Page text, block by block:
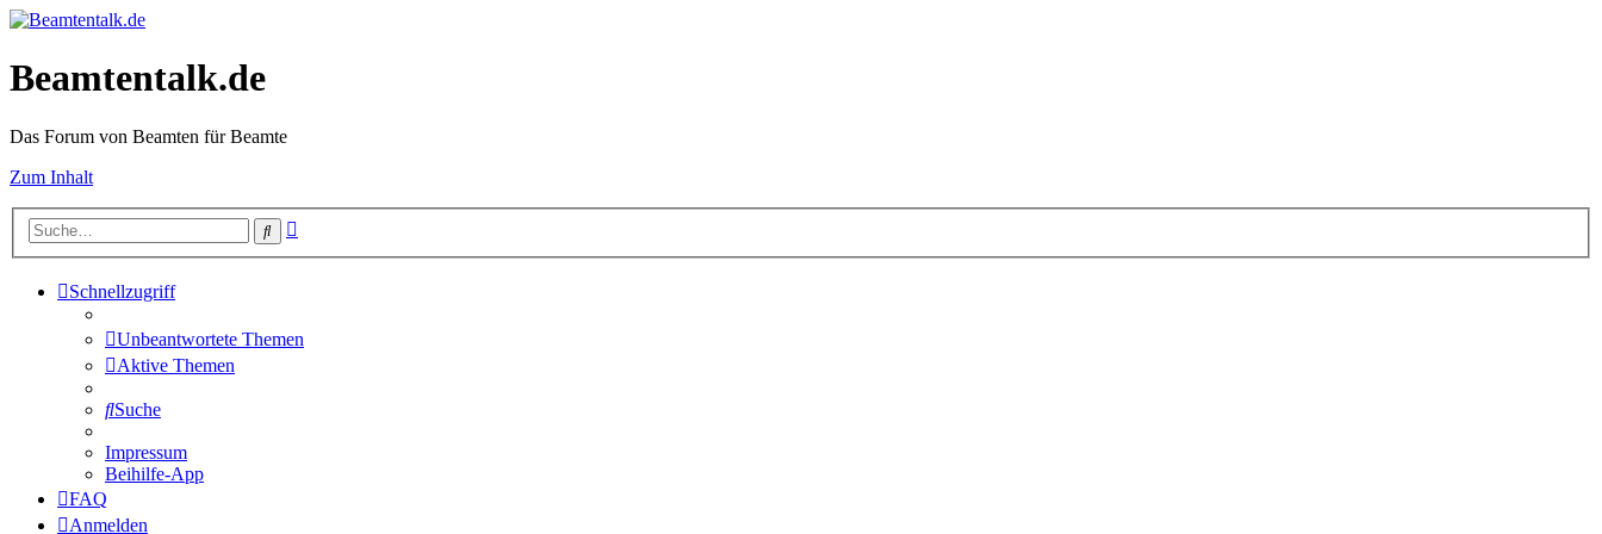
Beamtentalk.de
Das Forum von Beamten für Beamte
Zum Inhalt
Suche
Schnellzugriff
Unbeantwortete Themen
Aktive Themen
Suche
Impressum
Beihilfe-App
FAQ
Anmelden